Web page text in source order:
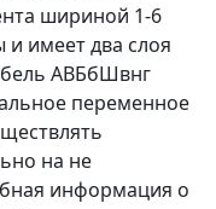
шириной 1-6
имеет два слоя
АВБбШвнг
переменное
на не
информация о